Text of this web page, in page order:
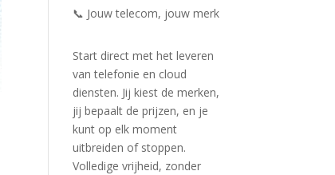
📞 Jouw telecom, jouw merk
Start direct met het leveren
van telefonie en cloud
diensten. Jij kiest de merken,
jij bepaalt de prijzen, en je
kunt op elk moment
uitbreiden of stoppen.
Volledige vrijheid, zonder